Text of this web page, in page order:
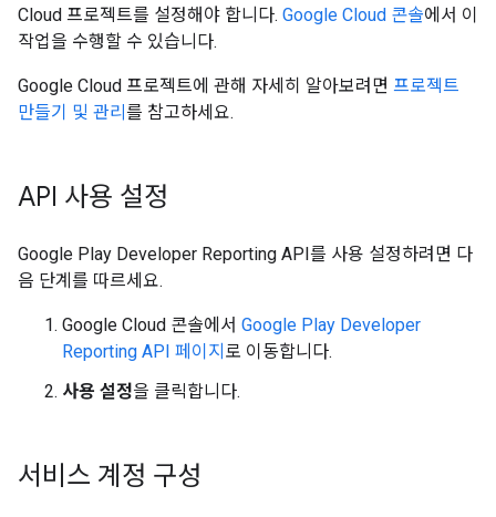
Cloud 프로젝트를 설정해야 합니다. Google Cloud 콘솔에서 이
작업을 수행할 수 있습니다.
Google Cloud 프로젝트에 관해 자세히 알아보려면 프로젝트
만들기 및 관리 를 참고하세요.
API 사용 설정
Google Play Developer Reporting API를 사용 설정하려면 다
음 단계를 따르세요.
Google Cloud 콘솔에서 Google Play Developer
Reporting API 페이지 로 이동합니다.
사용 설정을 클릭합니다.
서비스 계정 구성